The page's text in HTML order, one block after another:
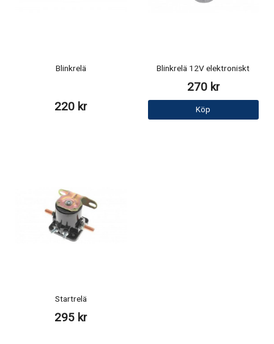
Blinkrelä
220 kr
Blinkrelä 12V elektroniskt
270 kr
Köp
Startrelä
295 kr